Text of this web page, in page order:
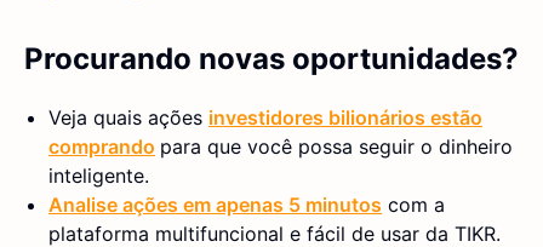
Procurando novas oportunidades?
Veja quais ações investidores bilionários estão
comprando para que você possa seguir o dinheiro
inteligente.
Analise ações em apenas 5 minutos com a
plataforma multifuncional e fácil de usar da TIKR.